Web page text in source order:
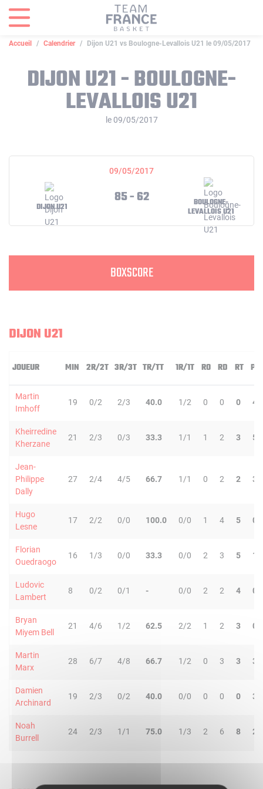
Accueil Calendrier Dijon U21 vs Boulogne-Levallois U21 le 09/05/2017
DIJON U21 - BOULOGNE-
LEVALLOIS U21
le 09/05/2017
09/05/2017
DIJON U21
85 - 62
BOULOGNE-
LEVALLOIS U21
BOXSCORE
DIJON U21
JOUEUR MIN 2R/2T 3R/3T TR/TT 1R/1T RO RD RT PD
Martin
Imhoff
19 0/2 2/3 40.0 1/2 0 0 0 4
Kheirredine
Kherzane
21 2/3 0/3 33.3 1/1 1 2 3 5
Jean-
Philippe
Dally
27 2/4 4/5 66.7 1/1 0 2 2 3
Hugo
Lesne
17 2/2 0/0 100.0 0/0 1 4 5 0
Florian
Ouedraogo
16 1/3 0/0 33.3 0/0 2 3 5 1
Ludovic
Lambert
8 0/2 0/1 - 0/0 2 2 4 0
Bryan
Miyem Bell
21 4/6 1/2 62.5 2/2 1 2 3 0
Martin
Marx
28 6/7 4/8 66.7 1/2 0 3 3 3
Damien
Archinard
19 2/3 0/2 40.0 0/0 0 0 0 3
Noah
Burrell
24 2/3 1/1 75.0 1/3 2 6 8 2
Panneau de gestion des cookies